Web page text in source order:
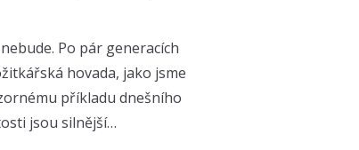
Po pár generacích
hovada, jako jsme
příkladu dnešního
jsou silnější…